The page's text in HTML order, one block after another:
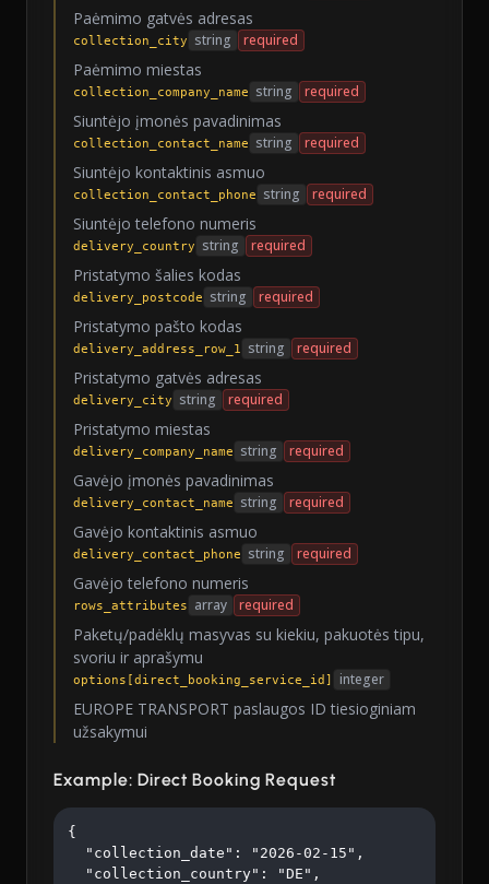
Paėmimo gatvės adresas
collection_city string required
Paėmimo miestas
collection_company_name string required
Siuntėjo įmonės pavadinimas
collection_contact_name string required
Siuntėjo kontaktinis asmuo
collection_contact_phone string required
Siuntėjo telefono numeris
delivery_country string required
Pristatymo šalies kodas
delivery_postcode string required
Pristatymo pašto kodas
delivery_address_row_1 string required
Pristatymo gatvės adresas
delivery_city string required
Pristatymo miestas
delivery_company_name string required
Gavėjo įmonės pavadinimas
delivery_contact_name string required
Gavėjo kontaktinis asmuo
delivery_contact_phone string required
Gavėjo telefono numeris
rows_attributes array required
Paketų/padėklų masyvas su kiekiu, pakuotės tipu,
svoriu ir aprašymu
options[direct_booking_service_id] integer
EUROPE TRANSPORT paslaugos ID tiesioginiam
užsakymui
Example: Direct Booking Request
{
  "collection_date": "2026-02-15",
  "collection_country": "DE",